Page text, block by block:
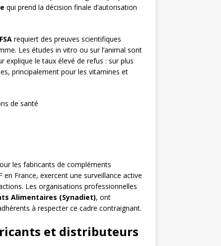
qui prend la décision finale d’autorisation
requiert des preuves scientifiques
Les études in vitro ou sur l’animal sont
explique le taux élevé de refus : sur plus
principalement pour les vitamines et
de santé
les fabricants de compléments
en France, exercent une surveillance active
Les organisations professionnelles
Alimentaires (Synadiet), ont
à respecter ce cadre contraignant.
et distributeurs